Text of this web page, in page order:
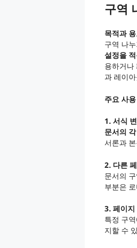
구역
목적과
구역 나
설정을
용하거나
과 레이
주요 사
1. 서식
문서의
서론과
2. 다른
문서의
부분은
3. 페이지
특정 구
지할 수